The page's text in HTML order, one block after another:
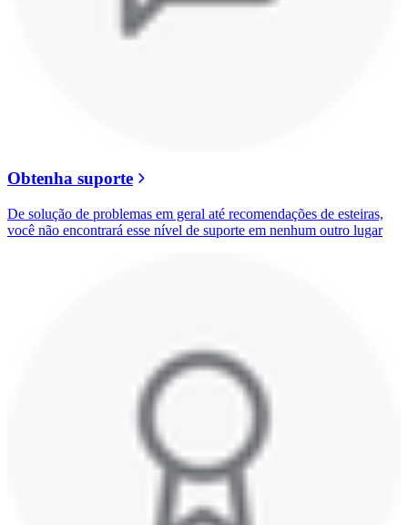
Obtenha suporte
De solução de problemas em geral até recomendações de esteiras,
você não encontrará esse nível de suporte em nenhum outro lugar